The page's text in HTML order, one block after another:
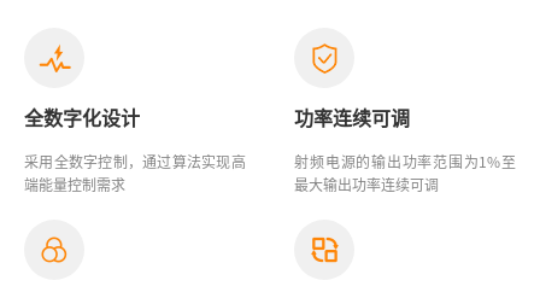
全数字化设计
采用全数字控制，通过算法实现高
端能量控制需求
功率连续可调
射频电源的输出功率范围为1%至
最大输出功率连续可调